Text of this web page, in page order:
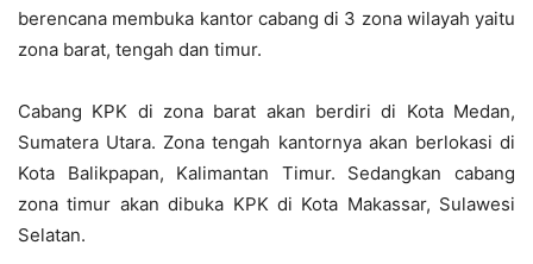
berencana membuka kantor cabang di 3 zona wilayah yaitu
zona barat, tengah dan timur.
Cabang KPK di zona barat akan berdiri di Kota Medan,
Sumatera Utara. Zona tengah kantornya akan berlokasi di
Kota Balikpapan, Kalimantan Timur. Sedangkan cabang
zona timur akan dibuka KPK di Kota Makassar, Sulawesi
Selatan.